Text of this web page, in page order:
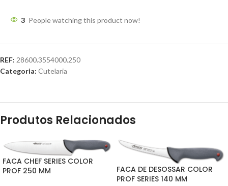
3 People watching this product now!
REF: 28600.3554000.250
Categoria: Cutelaria
Produtos Relacionados
FACA CHEF SERIES COLOR
PROF 250 MM
FACA DE DESOSSAR COLOR
PROF SERIES 140 MM